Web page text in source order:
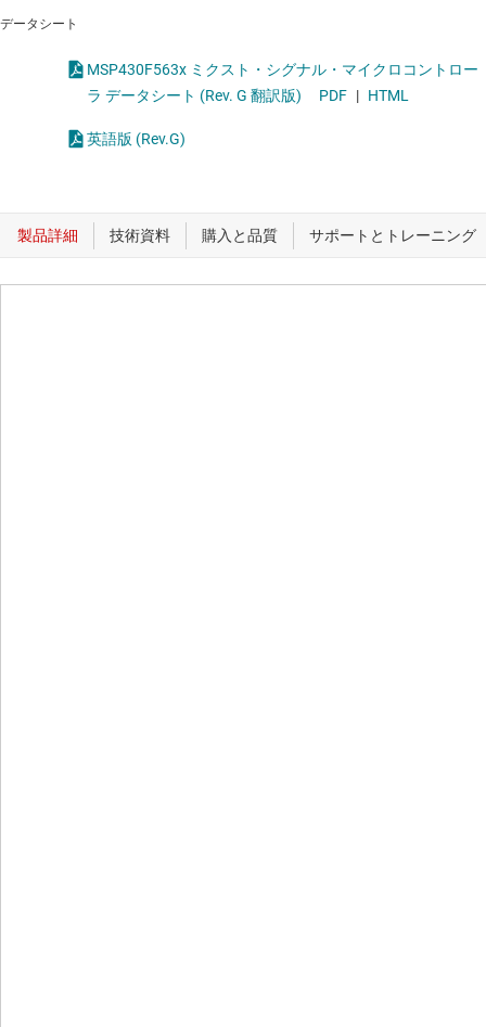
データシート
MSP430F563x ミクスト・シグナル・マイクロコントロー
ラ データシート (Rev. G 翻訳版)
PDF | HTML
英語版 (Rev.G)